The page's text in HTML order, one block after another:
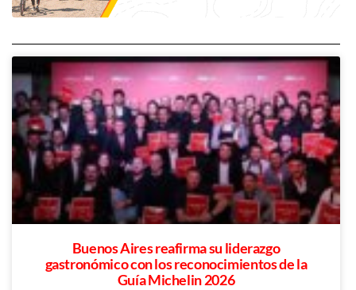
Buenos Aires reafirma su liderazgo
gastronómico con los reconocimientos de la
Guía Michelin 2026